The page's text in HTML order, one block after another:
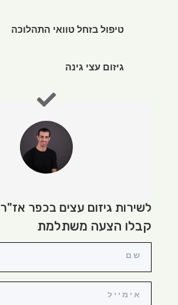
טיפול בזחל טוואי התהלוכה
גיזום עצי גינה
לשירות גיזום עצים בכפר אז"ר
קבלו הצעה משתלמת